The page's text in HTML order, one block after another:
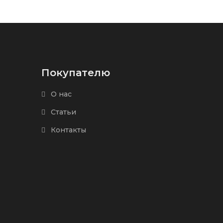
Покупателю
О нас
Статьи
Контакты